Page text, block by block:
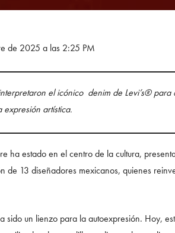
de 2025 a las 2:25 PM
el icónico denim de Levi’s®
artística.
ha estado en el centro de la cultura,
de 13 diseñadores mexicanos, quienes
sido un lienzo para la autoexpresión. Hoy,